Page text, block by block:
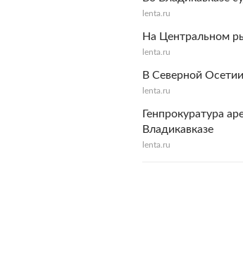
lenta.ru
На Центральном
lenta.ru
В Северной
lenta.ru
Генпрокуратура
Владикавказе
lenta.ru